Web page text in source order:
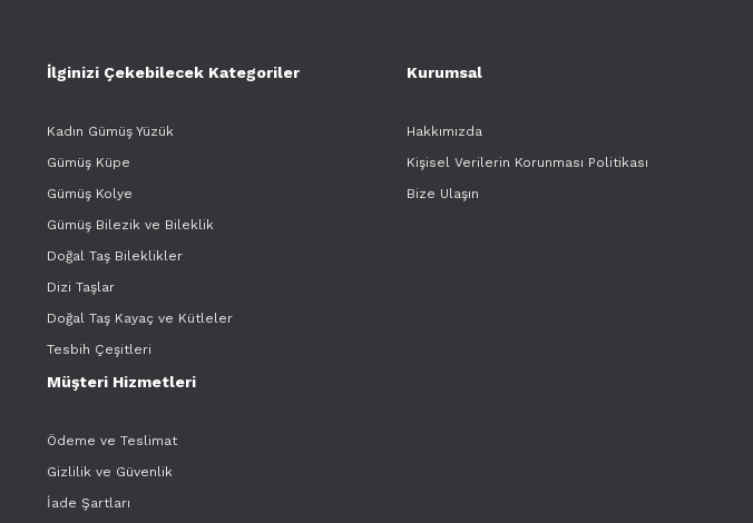
İlginizi Çekebilecek Kategoriler
Kadın Gümüş Yüzük
Gümüş Küpe
Gümüş Kolye
Gümüş Bilezik ve Bileklik
Doğal Taş Bileklikler
Dizi Taşlar
Doğal Taş Kayaç ve Kütleler
Tesbih Çeşitleri
Kurumsal
Hakkımızda
Kişisel Verilerin Korunması Politikası
Bize Ulaşın
Müşteri Hizmetleri
Ödeme ve Teslimat
Gizlilik ve Güvenlik
İade Şartları